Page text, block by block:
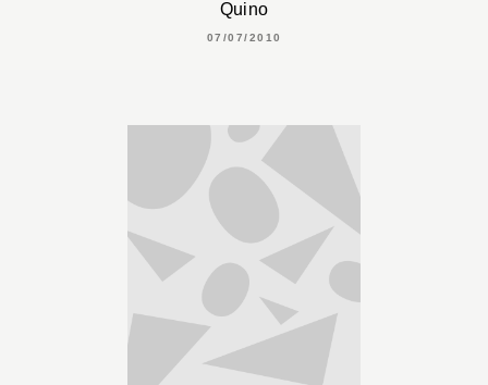
Quino
07/07/2010